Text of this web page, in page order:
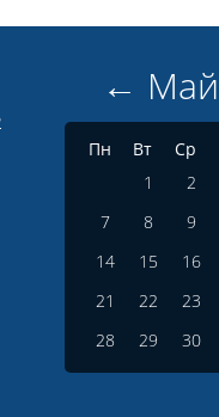
← Май
Пн Вт Ср
1
2
7
8 9
14
15 16
21
22 23
28
29 30